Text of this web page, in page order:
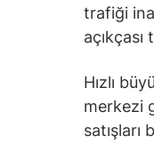
trafiği
açıkçası
Hızlı
merkezi
satışları